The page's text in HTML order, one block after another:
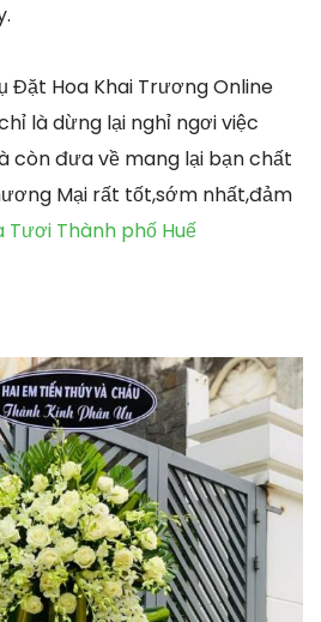
Đặt Hoa Khai Trương Online
là dừng lại nghỉ ngơi việc
còn đưa về mang lại bạn chất
Mại rất tốt,sớm nhất,đảm
Tươi Thành phố Huế